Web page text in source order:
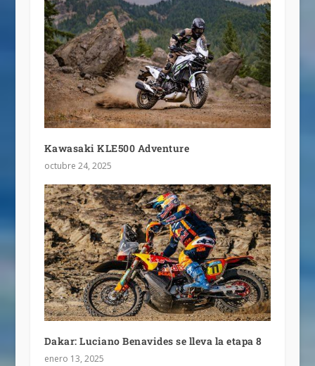
Kawasaki KLE500 Adventure
octubre 24, 2025
Dakar: Luciano Benavides se lleva la etapa 8
enero 13, 2025